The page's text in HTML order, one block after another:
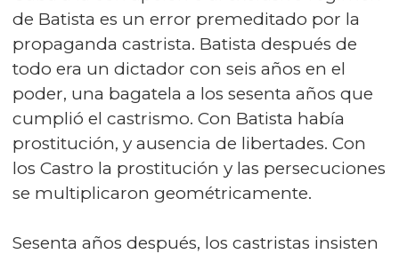
de Batista es un error premeditado por la
propaganda castrista. Batista después de
todo era un dictador con seis años en el
poder, una bagatela a los sesenta años que
cumplió el castrismo. Con Batista había
prostitución, y ausencia de libertades. Con
los Castro la prostitución y las persecuciones
se multiplicaron geométricamente.
Sesenta años después, los castristas insisten